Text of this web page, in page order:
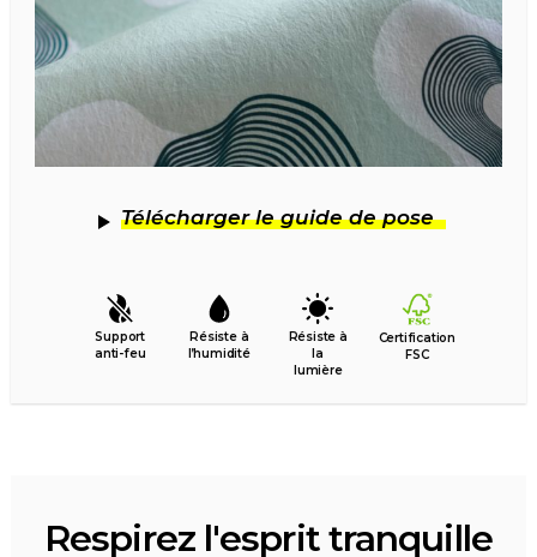
Télécharger le guide de pose
Support
anti-feu
Résiste à
l’humidité
Résiste à
la
lumière
Certification
FSC
Respirez l'esprit tranquille